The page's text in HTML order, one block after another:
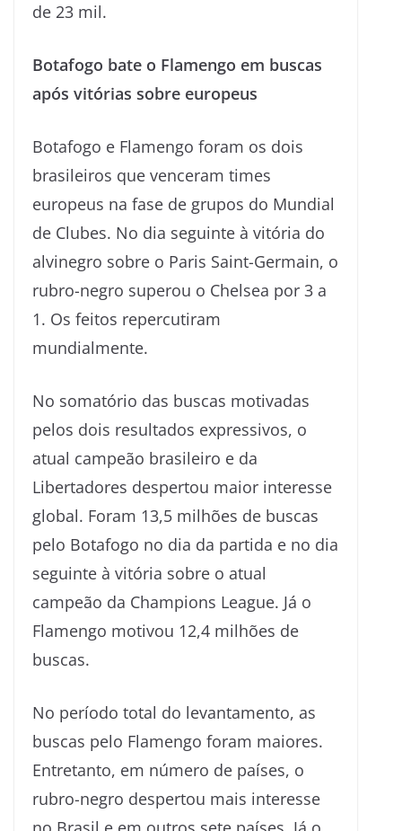
de 23 mil.
Botafogo bate o Flamengo em buscas
após vitórias sobre europeus
Botafogo e Flamengo foram os dois
brasileiros que venceram times
europeus na fase de grupos do Mundial
de Clubes. No dia seguinte à vitória do
alvinegro sobre o Paris Saint-Germain, o
rubro-negro superou o Chelsea por 3 a
1. Os feitos repercutiram
mundialmente.
No somatório das buscas motivadas
pelos dois resultados expressivos, o
atual campeão brasileiro e da
Libertadores despertou maior interesse
global. Foram 13,5 milhões de buscas
pelo Botafogo no dia da partida e no dia
seguinte à vitória sobre o atual
campeão da Champions League. Já o
Flamengo motivou 12,4 milhões de
buscas.
No período total do levantamento, as
buscas pelo Flamengo foram maiores.
Entretanto, em número de países, o
rubro-negro despertou mais interesse